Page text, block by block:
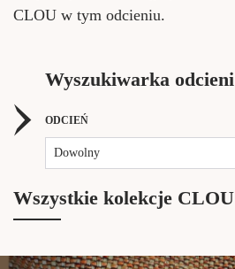
CLOU w tym odcieniu.
Wyszukiwarka odcieni
ODCIEŃ
Dowolny
Wszystkie kolekcje CLOU